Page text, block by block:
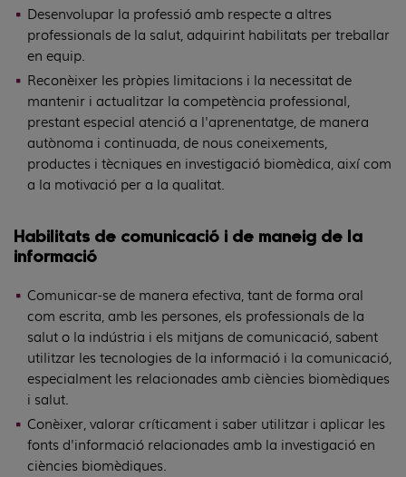
Desenvolupar la professió amb respecte a altres
professionals de la salut, adquirint habilitats per treballar
en equip.
Reconèixer les pròpies limitacions i la necessitat de
mantenir i actualitzar la competència professional,
prestant especial atenció a l'aprenentatge, de manera
autònoma i continuada, de nous coneixements,
productes i tècniques en investigació biomèdica, així com
a la motivació per a la qualitat.
Habilitats de comunicació i de maneig de la
informació
Comunicar-se de manera efectiva, tant de forma oral
com escrita, amb les persones, els professionals de la
salut o la indústria i els mitjans de comunicació, sabent
utilitzar les tecnologies de la informació i la comunicació,
especialment les relacionades amb ciències biomèdiques
i salut.
Conèixer, valorar críticament i saber utilitzar i aplicar les
fonts d'informació relacionades amb la investigació en
ciències biomèdiques.